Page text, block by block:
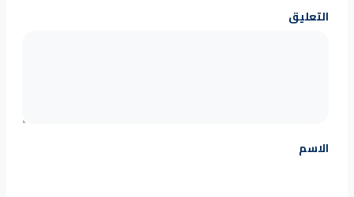
التعليق
الاسم